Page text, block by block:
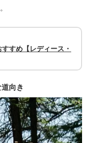
すめ【レディース・
向き